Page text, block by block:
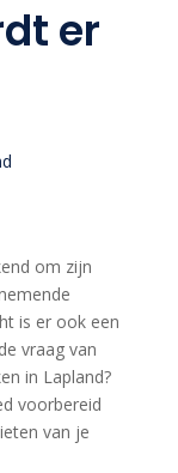
er
om zijn
is er ook een
vraag van
in Lapland?
voorbereid
van je